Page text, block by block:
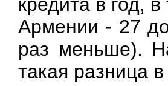
Армении - 27
раз меньше).
такая разница